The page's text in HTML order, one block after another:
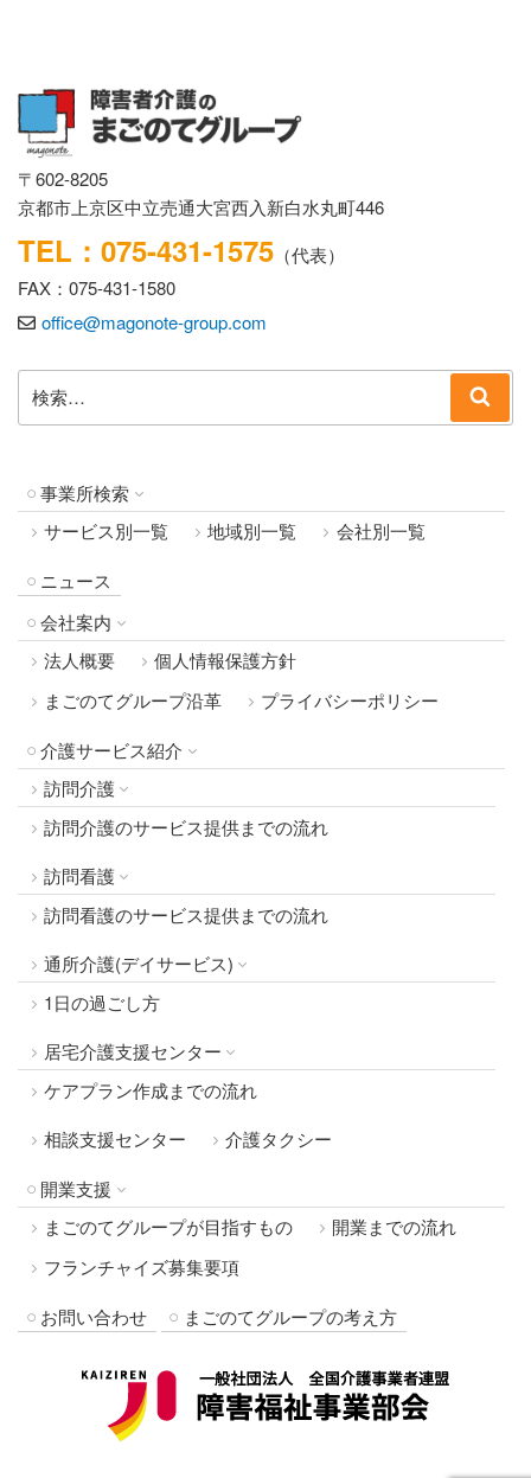
〒602-8205
京都市上京区中立売通大宮西入新白水丸町446
TEL：075-431-1575 （代表）
FAX：075-431-1580
office@magonote-group.com
索:
索
事業所検索
サービス別一覧
地域別一覧
会社別一覧
ニュース
会社案内
法人概要
個人情報保護方針
まごのてグループ沿革
プライバシーポリシー
介護サービス紹介
訪問介護
訪問介護のサービス提供までの流れ
訪問看護
訪問看護のサービス提供までの流れ
通所介護(デイサービス)
1日の過ごし方
居宅介護支援センター
ケアプラン作成までの流れ
相談支援センター
介護タクシー
開業支援
まごのてグループが目指すもの
開業までの流れ
フランチャイズ募集要項
お問い合わせ
まごのてグループの考え方